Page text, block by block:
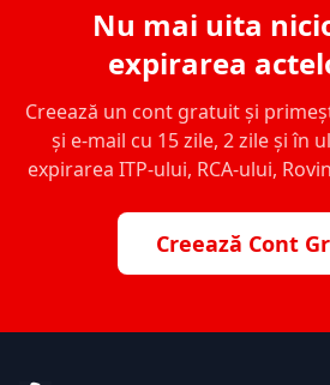
Nu mai uita
expirarea
Creează un cont gratuit și
și e-mail cu 15 zile, 2 zile și în
expirarea ITP-ului, RCA-ului,
Creează Cont